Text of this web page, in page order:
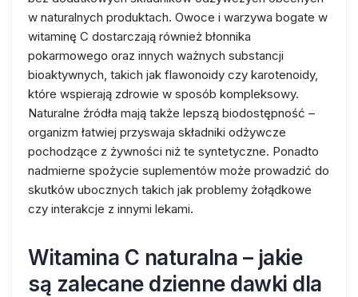
w naturalnych produktach. Owoce i warzywa bogate w
witaminę C dostarczają również błonnika
pokarmowego oraz innych ważnych substancji
bioaktywnych, takich jak flawonoidy czy karotenoidy,
które wspierają zdrowie w sposób kompleksowy.
Naturalne źródła mają także lepszą biodostępność –
organizm łatwiej przyswaja składniki odżywcze
pochodzące z żywności niż te syntetyczne. Ponadto
nadmierne spożycie suplementów może prowadzić do
skutków ubocznych takich jak problemy żołądkowe
czy interakcje z innymi lekami.
Witamina C naturalna – jakie
są zalecane dzienne dawki dla